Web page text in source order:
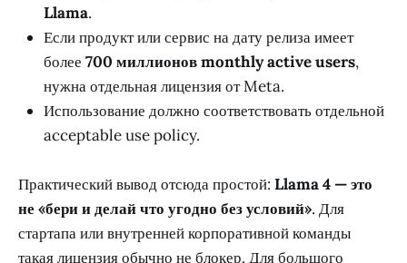
Llama.
Если продукт или сервис на дату релиза имеет
более 700 миллионов monthly active users,
нужна отдельная лицензия от Meta.
Использование должно соответствовать отдельной
acceptable use policy.
Практический вывод отсюда простой: Llama 4 — это
не «бери и делай что угодно без условий». Для
стартапа или внутренней корпоративной команды
такая лицензия обычно не блокер. Для большого